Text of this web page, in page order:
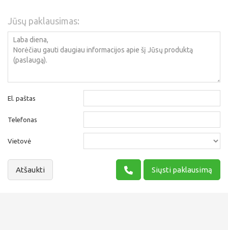
Jūsų paklausimas:
El. paštas
Telefonas
Vietovė
Atšaukti Siųsti paklausimą